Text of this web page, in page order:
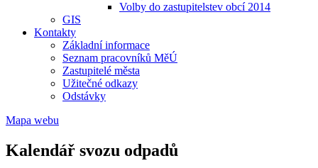
Volby do zastupitelstev obcí 2014
GIS
Kontakty
Základní informace
Seznam pracovníků MěÚ
Zastupitelé města
Užitečné odkazy
Odstávky
Mapa webu
Kalendář svozu odpadů